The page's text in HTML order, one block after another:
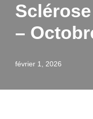
–
février 1, 2026